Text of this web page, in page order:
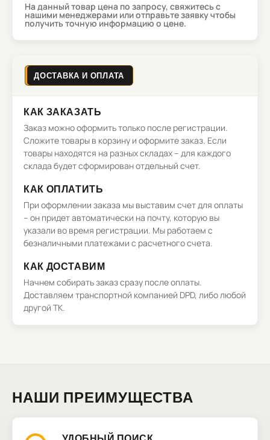
На данный товар цена по запросу, свяжитесь с
нашими менеджерами или отправьте заявку чтобы
получить точную информацию о цене.
ДОСТАВКА И ОПЛАТА
КАК ЗАКАЗАТЬ
Заказ можно оформить только после регистрации.
Сложите товары в корзину и оформите заказ. Если
товары находятся на разных складах – для каждого
склада будет сформирован отдельный счет.
КАК ОПЛАТИТЬ
При оформлении заказа мы выставим счет для оплаты
– он придет автоматически на почту, которую вы
указали во время регистрации. Мы работаем с
безналичными платежами с расчетного счета.
КАК ДОСТАВИМ
Начнем собирать заказ сразу после оплаты.
Доставляем транспортной компанией DPD, либо любой
другой ТК.
НАШИ ПРЕИМУЩЕСТВА